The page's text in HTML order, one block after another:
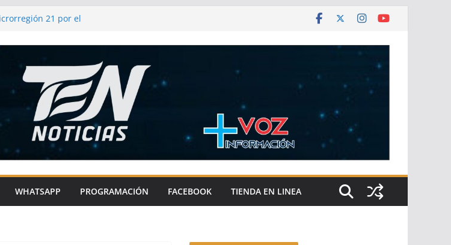
21 por el
con el campo y los
une a la fiesta
en comunidades
WHATSAPP PROGRAMACIÓN FACEBOOK TIENDA EN LINEA